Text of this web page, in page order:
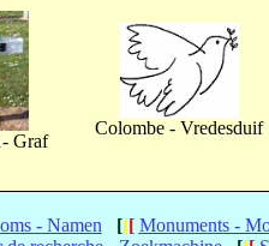
Graf
Colombe - Vredesduif
- Namen [[[ Monuments -